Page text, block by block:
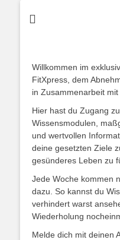
Willkommen im
FitXpress, dem
in Zusammenarbeit
Hier hast du Zugang
Wissensmodulen,
und wertvollen
deine gesetzten Ziele
gesünderes Leben zu
Jede Woche kommen
dazu. So kannst du
verhindert warst
Wiederholung
Melde dich mit deinen